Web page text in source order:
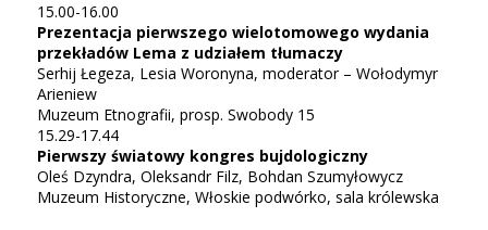
15.00-16.00
Prezentacja pierwszego wielotomowego wydania
przekładów Lema z udziałem tłumaczy
Serhij Łegeza, Lesia Woronyna, moderator – Wołodymyr
Arieniew
Muzeum Etnografii, prosp. Swobody 15
15.29-17.44
Pierwszy światowy kongres bujdologiczny
Oleś Dzyndra, Oleksandr Filz, Bohdan Szumyłowycz
Muzeum Historyczne, Włoskie podwórko, sala królewska